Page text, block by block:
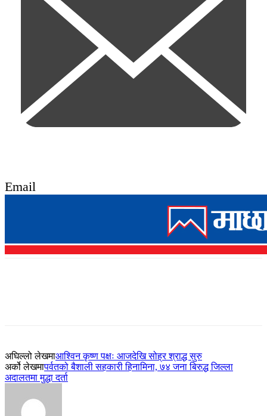
Email
अघिल्लो लेखमाआश्विन कृष्ण पक्षः आजदेखि सोह्र श्राद्ध सुरु
अर्को लेखमापर्वतको बैशाली सहकारी हिनामिना, ७४ जना बिरुद्ध जिल्ला
अदालतमा मुद्धा दर्ता